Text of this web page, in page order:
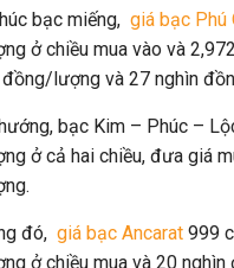
bạc miếng, giá bạc Phú
ở chiều mua vào và
lượng và 27 nghìn
bạc Kim – Phúc –
ở cả hai chiều, đưa giá
đó, giá bạc Ancarat 999
ở chiều mua và 20